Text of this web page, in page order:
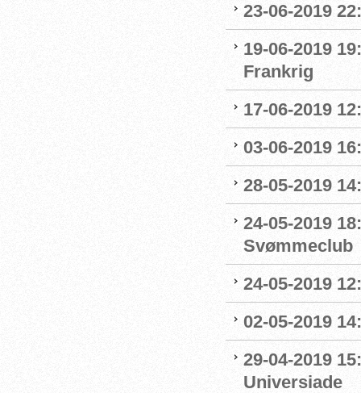
23-06-2019
19-06-2019
Frankrig
17-06-2019
03-06-2019
28-05-2019
24-05-2019
Svømmeclub
24-05-2019
02-05-2019
29-04-2019
Universiade